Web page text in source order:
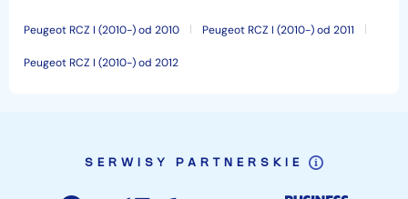
Peugeot RCZ I (2010-) od 2010 Peugeot RCZ I (2010-) od 2011
Peugeot RCZ I (2010-) od 2012
SERWISY PARTNERSKIE